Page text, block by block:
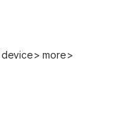
device> more>